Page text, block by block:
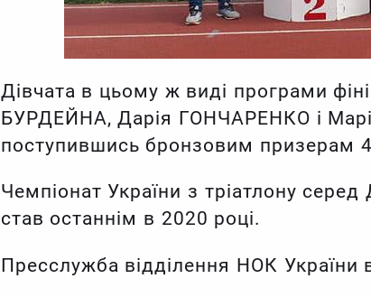
Дівчата в цьому ж виді програми
БУРДЕЙНА, Дарія ГОНЧАРЕНКО і
поступившись бронзовим призерам
Чемпіонат України з тріатлону
став останнім в 2020 році.
Пресслужба відділення НОК України